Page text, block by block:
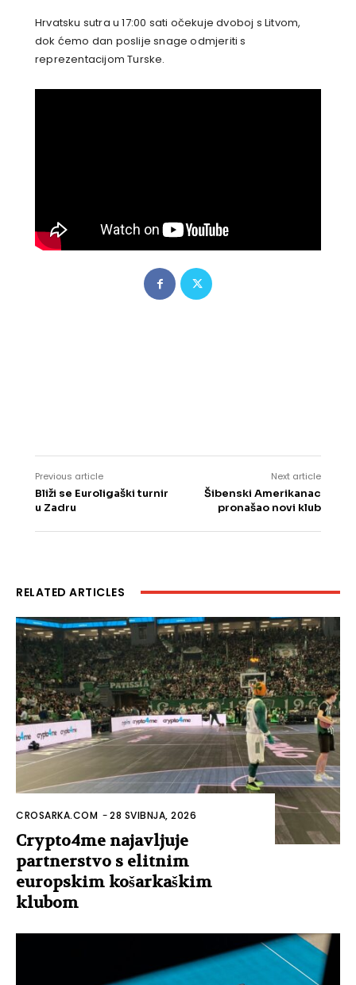
Hrvatsku sutra u 17:00 sati očekuje dvoboj s Litvom,
dok ćemo dan poslije snage odmjeriti s
reprezentacijom Turske.
Previous article
Bliži se Euroligaški turnir
u Zadru
Next article
Šibenski Amerikanac
pronašao novi klub
RELATED ARTICLES
CROSARKA.COM -28 SVIBNJA, 2026
Crypto4me najavljuje
partnerstvo s elitnim
europskim košarkaškim
klubom